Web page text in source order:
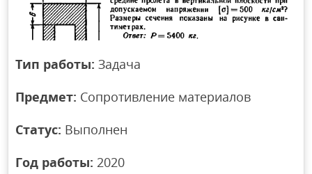
Тип работы: Задача
Предмет: Сопротивление материалов
Статус: Выполнен
Год работы: 2020